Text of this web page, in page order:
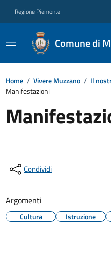
Regione Piemonte
Comune di
Home / Vivere Muzzano / Il
Manifestazioni
Condividi
Argomenti
Cultura Istruzione